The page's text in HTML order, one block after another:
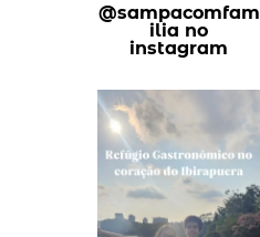
@sampacomfam
ilia no
instagram